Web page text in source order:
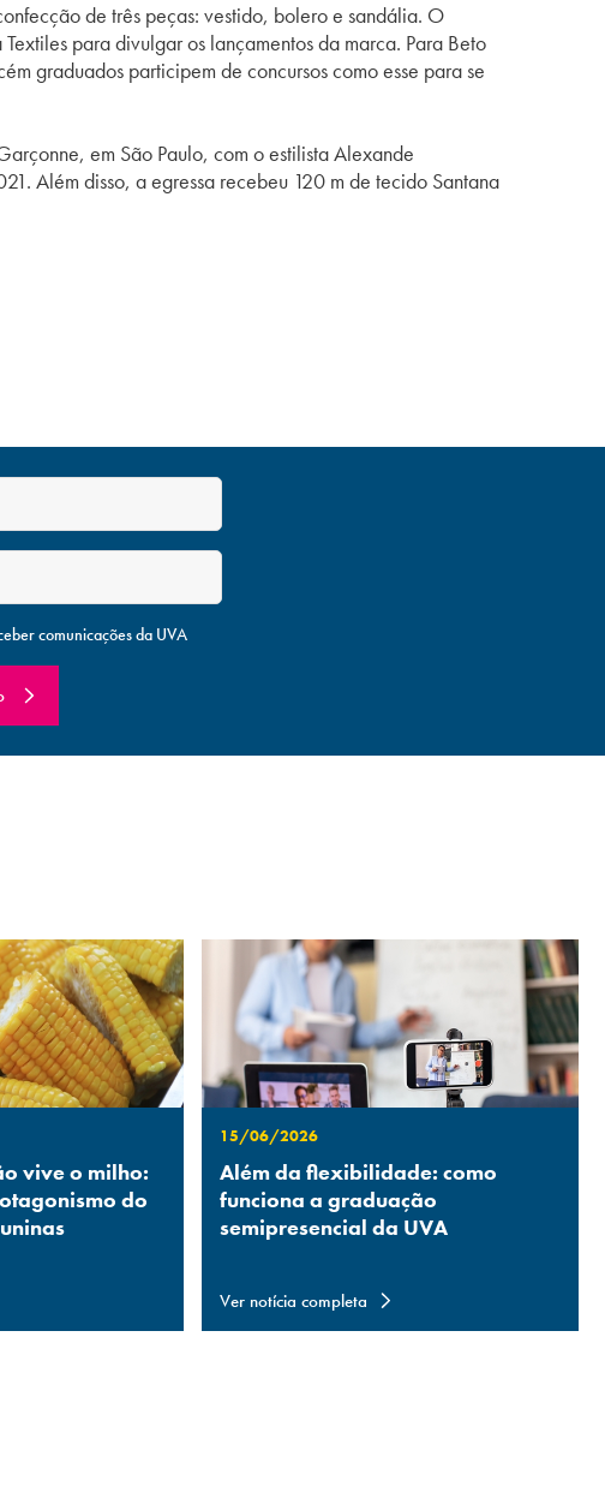
de três peças: vestido, bolero e sandália. O
para divulgar os lançamentos da marca. Para Beto
graduados participem de concursos como esse para se
em São Paulo, com o estilista Alexande
Além disso, a egressa recebeu 120 m de tecido Santana
comunicações da UVA
vive o milho:
do
15/06/2026
Além da flexibilidade: como
funciona a graduação
semipresencial da UVA
Ver notícia completa